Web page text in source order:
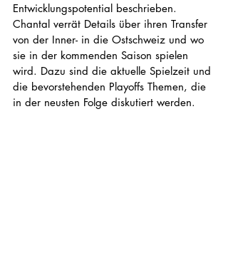
Entwicklungspotential beschrieben.
Chantal verrät Details über ihren Transfer
von der Inner- in die Ostschweiz und wo
sie in der kommenden Saison spielen
wird. Dazu sind die aktuelle Spielzeit und
die bevorstehenden Playoffs Themen, die
in der neusten Folge diskutiert werden.